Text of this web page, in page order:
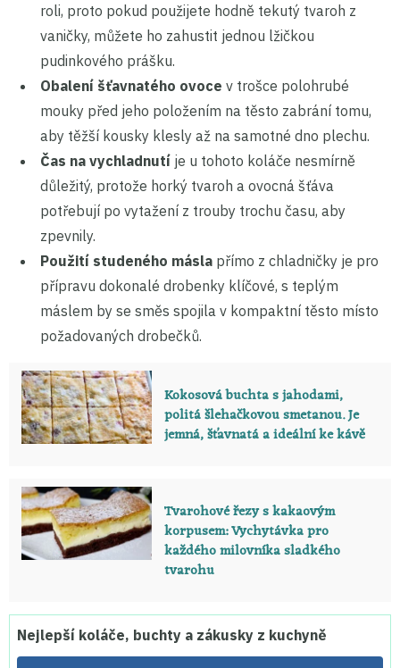
roli, proto pokud použijete hodně tekutý tvaroh z
vaničky, můžete ho zahustit jednou lžičkou
pudinkového prášku.
Obalení šťavnatého ovoce v trošce polohrubé
mouky před jeho položením na těsto zabrání tomu,
aby těžší kousky klesly až na samotné dno plechu.
Čas na vychladnutí je u tohoto koláče nesmírně
důležitý, protože horký tvaroh a ovocná šťáva
potřebují po vytažení z trouby trochu času, aby
zpevnily.
Použití studeného másla přímo z chladničky je pro
přípravu dokonalé drobenky klíčové, s teplým
máslem by se směs spojila v kompaktní těsto místo
požadovaných drobečků.
Kokosová buchta s jahodami,
politá šlehačkovou smetanou. Je
jemná, šťavnatá a ideální ke kávě
Tvarohové řezy s kakaovým
korpusem: Vychytávka pro
každého milovníka sladkého
tvarohu
Nejlepší koláče, buchty a zákusky z kuchyně